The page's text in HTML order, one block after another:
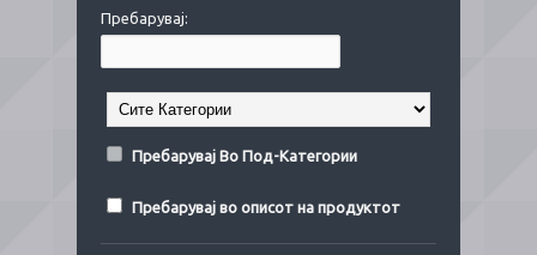
Пребарувај:
Пребарувај Во Под-Категории
Пребарувај во описот на продуктот